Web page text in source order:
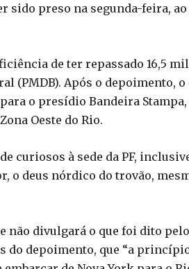
sido preso na segunda-feira,
de ter repassado 16,5
(PMDB). Após o depoimento,
o presídio Bandeira
Oeste do Rio.
curiosos à sede da PF,
o deus nórdico do trovão,
não divulgará o que foi dito
do depoimento, que “a